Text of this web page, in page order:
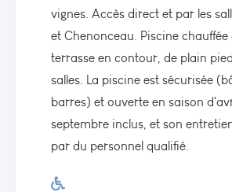
vignes. Accès direct et par les
et Chenonceau. Piscine
terrasse en contour, de plain
salles. La piscine est sécurisée
barres) et ouverte en saison
septembre inclus, et son
par du personnel qualifié.